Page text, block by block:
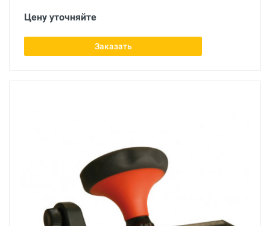
Цену уточняйте
Заказать